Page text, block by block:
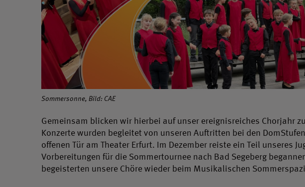
Sommersonne, Bild: CAE
Gemeinsam blicken wir hierbei auf unser ereignisreiches Chorjahr
Konzerte wurden begleitet von unseren Auftritten bei den
offenen Tür am Theater Erfurt. Im Dezember reiste ein Teil unseres
Vorbereitungen für die Sommertournee nach Bad Segeberg
begeisterten unsere Chöre wieder beim Musikalischen